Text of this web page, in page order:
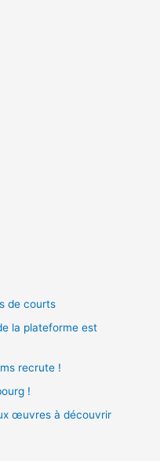
de courts
la plateforme est
recrute !
!
œuvres à découvrir